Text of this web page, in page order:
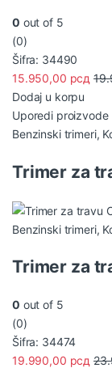
0 out of 5
(0)
Šifra: 34490
15.950,00 рсд
Dodaj u korpu
Uporedi proizvode
Benzinski trimeri,
Trimer za
Benzinski trimeri,
Trimer za
0 out of 5
(0)
Šifra: 34474
19.990,00 рсд